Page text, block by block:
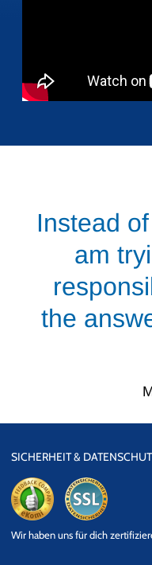
Instead
am
the
SICHERHEIT &
Datensicherheit
Wir haben uns für dich